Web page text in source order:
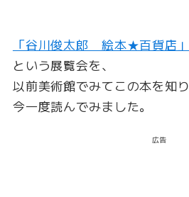
「谷川俊太郎 絵本★百貨店」
という展覧会を、
以前美術館でみてこの本を知り
今一度読んでみました。
広告